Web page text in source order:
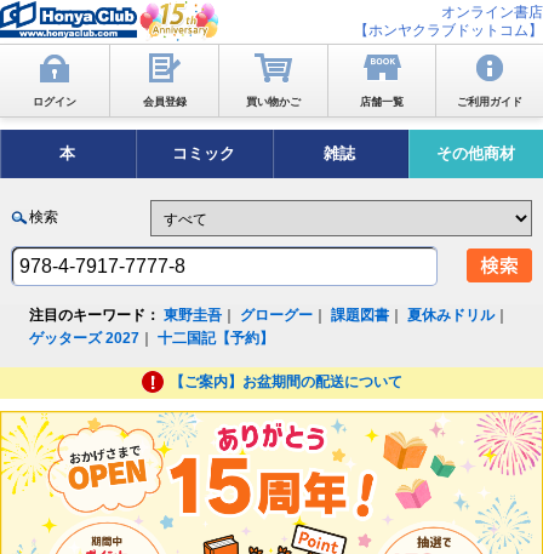
オンライン書店
【ホンヤクラブドットコム】
ログイン 会員登録 買い物かご 店舗一覧 ご利用ガイド
本 コミック 雑誌 その他商材
検索
注目のキーワード： 東野圭吾 グローグー ｜課題図書 ｜夏休みドリル｜
ゲッターズ 2027 ｜十二国記【予約】
【ご案内】お盆期間の配送について